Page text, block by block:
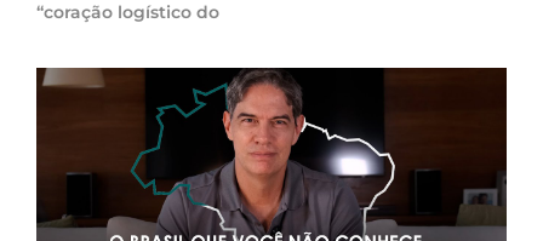
“coração logístico do